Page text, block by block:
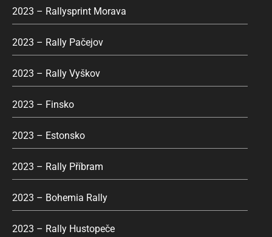
2023 – Rallysprint Morava
2023 – Rally Pačejov
2023 – Rally Vyškov
2023 – Finsko
2023 – Estonsko
2023 – Rally Příbram
2023 – Bohemia Rally
2023 – Rally Hustopeče